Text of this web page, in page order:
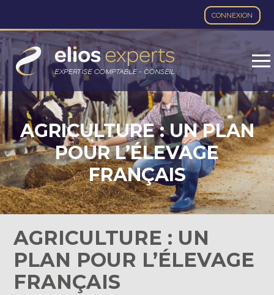
CONNEXION
Aller
au
contenu
AGRICULTURE : UN PLAN
POUR L’ÉLEVAGE
FRANÇAIS
AGRICULTURE : UN
PLAN POUR L’ÉLEVAGE
FRANÇAIS